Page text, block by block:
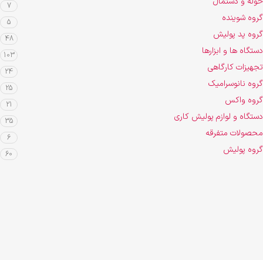
7
گروه شوینده 5
گروه پد پولیش 48
دستگاه ها و ابزارها 103
تجهیزات کارگاهی 24
گروه نانوسرامیک 25
گروه واکس 21
دستگاه و لوازم پولیش کاری 35
محصولات متفرقه 6
گروه پولیش 60